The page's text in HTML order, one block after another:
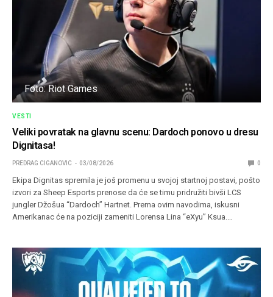
Foto: Riot Games
VESTI
Veliki povratak na glavnu scenu: Dardoch ponovo u dresu
Dignitasa!
PREDRAG CIGANOVIC 03/08/2026 0
Ekipa Dignitas spremila je još promenu u svojoj startnoj postavi, pošto
izvori za Sheep Esports prenose da će se timu pridružiti bivši LCS
jungler Džošua “Dardoch” Hartnet. Prema ovim navodima, iskusni
Amerikanac će na poziciji zameniti Lorensa Lina “eXyu” Ksua.…